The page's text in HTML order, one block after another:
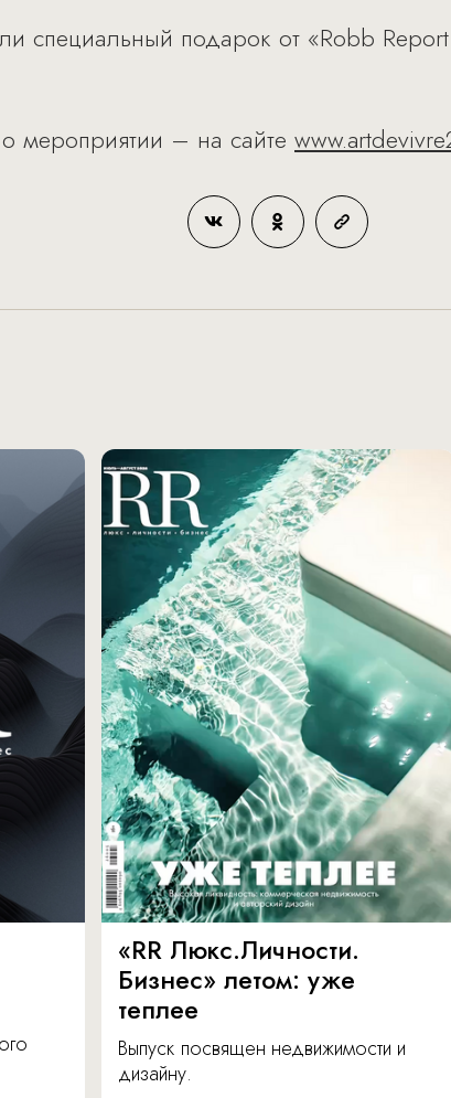
специальный подарок от «Robb
мероприятии – на сайте
«RR Люкс.Личности.
Бизнес» летом: уже
теплее
Выпуск посвящен недвижимости и
дизайну.